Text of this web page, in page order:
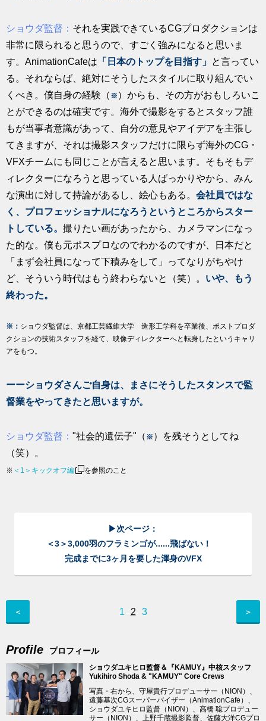
ショウダ監督： それを実践できているCGプロダクションは
非常に限られると思うので、すごく強みになると思いま
す。AnimationCafeは 「日本のトップを目指す」 と言ってい
る。それならば、絶対にそうしたスタイルに取り組んでい
くべき。僕自身の経験（ ※ ）からも、その方がおもしろいこ
とができるのは確実です。海外で撮影をするとスタッフ誰
もが当事者意識があって、自分の意見やアイデアを主張し
てきますが、それは撮影スタッフだけに限らず海外のCG・
VFXチームにも同じことが言えると思います。そもそもデ
ィレクターになろうと思っている人ばっかりやから、みん
な演出に対して持論があるし、絵心もある。 会社員ではな
く、プロフェッショナルになろうというところからスター
トしている。 撮りたい画があったから、カメラマンになっ
た的な。僕も元ポスプロなのでわかるのですが、日本だと
「まず会社員になって下積みをして」ってなりがちやけ
ど、そういう時代はもう終わらないと（笑）。 いや、もう
終わった。
※： ショウダ監督は、京都工芸繊維大学 造形工学科を卒業後、ポストプロダ
クションの技術スタッフを経て、映像ディレクターへと転身したというキャリ
アをもつ。
ーーショウダさんご自身は、まさにそうしたスタンスで監
督業をやってきたと思いますが。
ショウダ監督： "社会的遺伝子"（ ※ ）を残そうとしてね
（笑）。
※ ＜1＞キックオフ編 を参照のこと
▶次ページ：
＜3＞3,000羽のフラミンゴが......飛ばない！
完成までに3ヶ月を要した渾身のVFX
＜ 1 2 3 ＞
Profile プロフィール
ショウダユキヒロ監督＆『KAMUY』中核スタッフ
Yukihiro Shoda & "KAMUY" Core Crews
写真・右から、守屋貴行プロデューサー（NION）、
遠藤基次CGスーパーバイザー（AnimationCafe）、
ショウダユキヒロ監督（NION）、高橋 聡プロデュー
サー（NION）、上野千蔵撮影監督、佐藤大洋CGプロ